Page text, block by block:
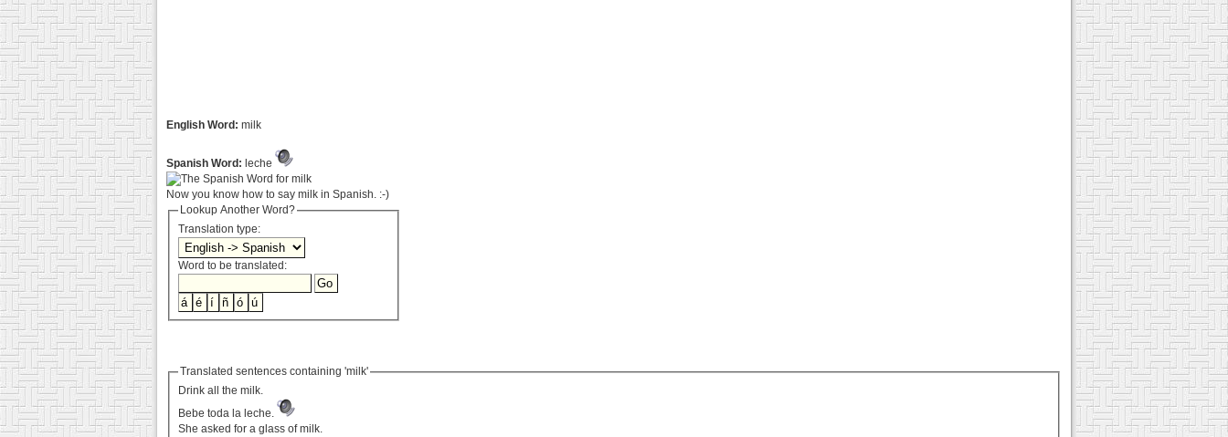
English Word: milk
Spanish Word: leche
Now you know how to say milk in Spanish. :-)
Lookup Another Word?
Translation type:
Word to be translated:
Translated sentences containing 'milk'
Drink all the milk.
Bebe toda la leche.
She asked for a glass of milk.